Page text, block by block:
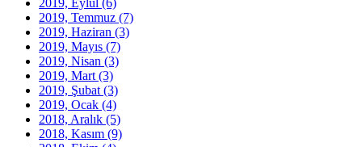
2019, Temmuz (7)
2019, Haziran (3)
2019, Mayıs (7)
2019, Nisan (3)
2019, Mart (3)
2019, Şubat (3)
2019, Ocak (4)
2018, Aralık (5)
2018, Kasım (9)